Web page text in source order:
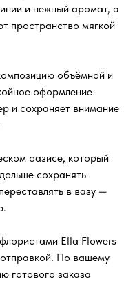
и нежный аромат, а
пространство мягкой
объёмной и
оформление
и сохраняет внимание
оазисе, который
сохранять
в вазу —
Ella Flowers
По вашему
готового заказа